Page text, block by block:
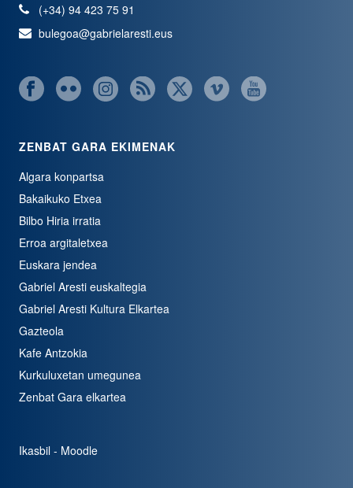
(+34) 94 423 75 91
bulegoa@gabrielaresti.eus
ZENBAT GARA EKIMENAK
Algara konpartsa
Bakaikuko Etxea
Bilbo Hiria irratia
Erroa argitaletxea
Euskara jendea
Gabriel Aresti euskaltegia
Gabriel Aresti Kultura Elkartea
Gazteola
Kafe Antzokia
Kurkuluxetan umegunea
Zenbat Gara elkartea
Ikasbil - Moodle